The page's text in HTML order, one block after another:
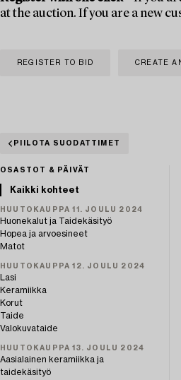
at the auction. If you are a new
REGISTER TO BID CREATE
PIILOTA SUODATTIMET
OSASTOT & PÄIVÄT
Kaikki kohteet
HUUTOKAUPPA 11. JOULU 2024
Huonekalut ja Taidekäsityö
Hopea ja arvoesineet
Matot
HUUTOKAUPPA 12. JOULU 2024
Lasi
Keramiikka
Korut
Taide
Valokuvataide
HUUTOKAUPPA 13. JOULU 2024
Aasialainen keramiikka ja
taidekäsityö